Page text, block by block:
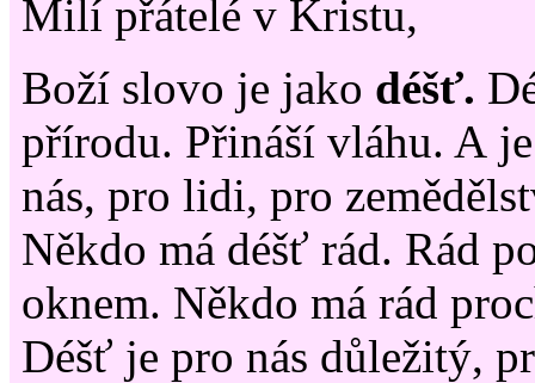
Milí přátelé v Kristu,
Boží slovo je jako déšť.
přírodu. Přináší vláhu. A
nás, pro lidi, pro
Někdo má déšť rád. Rád
oknem. Někdo má rád
Déšť je pro nás důležitý,